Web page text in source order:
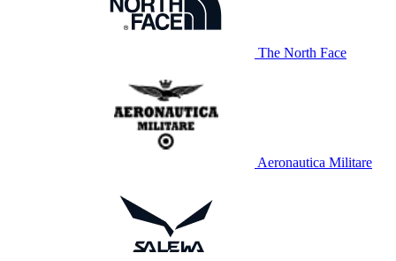
The North Face
Aeronautica Militare